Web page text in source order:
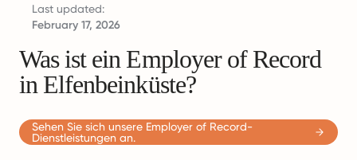
Last updated:
February 17, 2026
Was ist ein Employer of Record
in Elfenbeinküste?
Sehen Sie sich unsere Employer of Record-
Dienstleistungen an.